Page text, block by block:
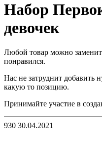
Набор
девочек
Любой товар можно
понравился.
Нас не затруднит добавить
какую то позицию.
Принимайте участие в
930 30.04.2021